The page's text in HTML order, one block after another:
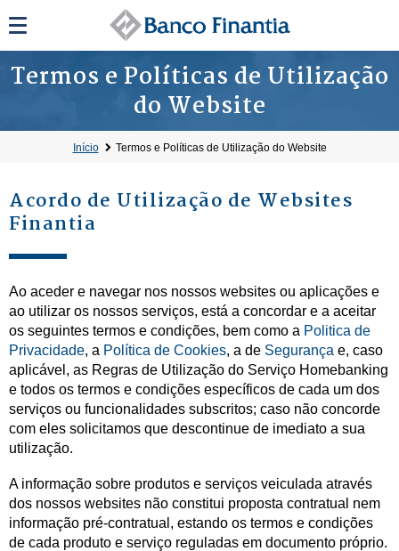
Termos e Políticas de Utilização
do Website
Início Termos e Políticas de Utilização do Website
Acordo de Utilização de Websites
Finantia
Ao aceder e navegar nos nossos websites ou aplicações e
ao utilizar os nossos serviços, está a concordar e a aceitar
os seguintes termos e condições, bem como a Politica de
Privacidade, a Política de Cookies, a de Segurança e, caso
aplicável, as Regras de Utilização do Serviço Homebanking
e todos os termos e condições específicos de cada um dos
serviços ou funcionalidades subscritos; caso não concorde
com eles solicitamos que descontinue de imediato a sua
utilização.
A informação sobre produtos e serviços veiculada através
dos nossos websites não constitui proposta contratual nem
informação pré-contratual, estando os termos e condições
de cada produto e serviço reguladas em documento próprio.